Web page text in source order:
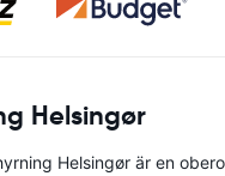
Helsingør
Helsingør är en